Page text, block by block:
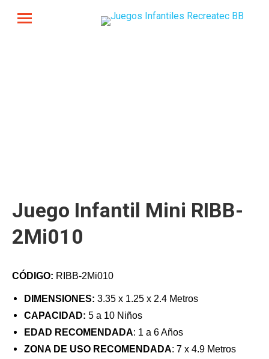
Juego Infantil Mini RIBB-
2Mi010
CÓDIGO: RIBB-2Mi010
DIMENSIONES: 3.35 x 1.25 x 2.4 Metros
CAPACIDA D: 5 a 10 Niños
EDAD RECOMENDADA: 1 a 6 Años
ZONA DE USO RECOMENDADA: 7 x 4.9 Metros